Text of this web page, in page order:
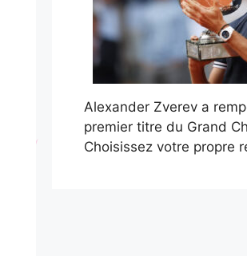
Alexander Zverev a
premier titre du Grand
Choisissez votre propre